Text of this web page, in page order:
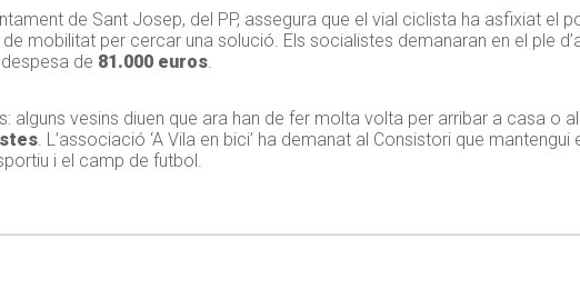
de Sant Josep, del PP, assegura que el vial ciclista ha asfixiat el
mobilitat per cercar una solució. Els socialistes demanaran en el ple
de 81.000 euros.
alguns vesins diuen que ara han de fer molta volta per arribar a casa o
. L’associació ‘A Vila en bici’ ha demanat al Consistori que
i el camp de futbol.